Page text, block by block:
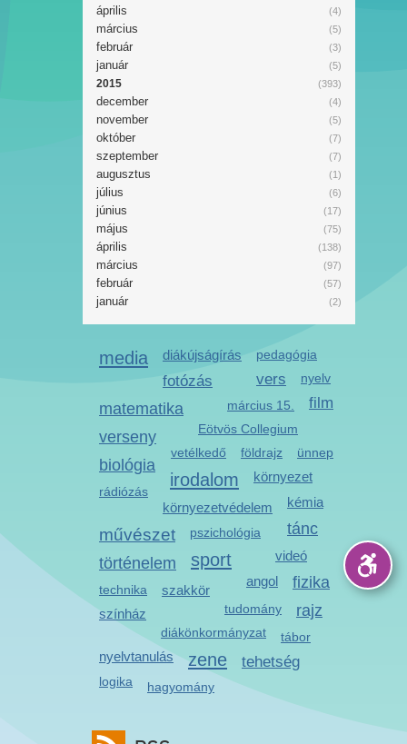
(4)
április
(5)
március
(3)
február
(5)
január
(393)
2015
(4)
december
(5)
november
(7)
október
(7)
szeptember
(1)
augusztus
(6)
július
(17)
június
(75)
május
(138)
április
(97)
március
(57)
február
(2)
január
media diákújságírás pedagógia
vers
fotózás
március 15.
matematika
Eötvös Collegium
nyelv
verseny
vetélkedő földrajz
biológia
irodalom
film
környezet
rádiózás
környezetvédelem
művészet
kémia
pszichológia tánc
videó
történelem sport
angol
technika fizika
szakkör
tudomány
színház
diákönkormányzat
ünnep
rajz
tábor
nyelvtanulás zene tehetség
logika hagyomány